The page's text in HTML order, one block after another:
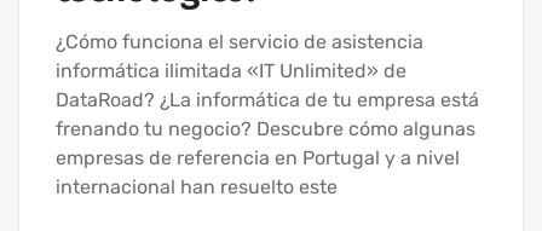
¿Cómo funciona el servicio de asistencia
informática ilimitada «IT Unlimited» de
DataRoad? ¿La informática de tu empresa está
frenando tu negocio? Descubre cómo algunas
empresas de referencia en Portugal y a nivel
internacional han resuelto este